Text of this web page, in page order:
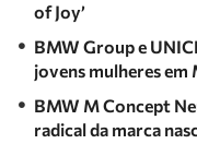
of Joy’
BMW Group e
jovens mulheres em
BMW M Concept
radical da marca